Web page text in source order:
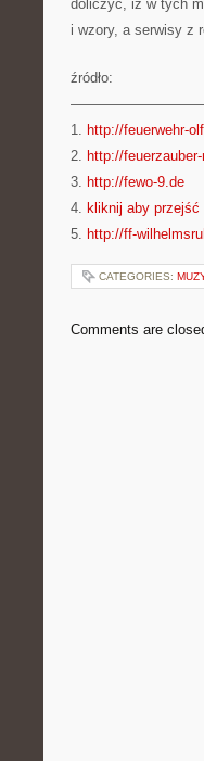
doliczyć, iż w tych
i wzory, a serwisy z
źródło:
1. http://feuerwehr-
2. http://
3. http://fewo-9.de
4. kliknij aby przejść
5. http://ff-
CATEGORIES:
Comments are